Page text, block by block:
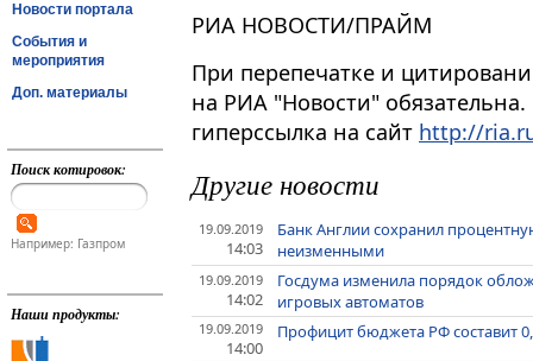
Новости портала
События и
мероприятия
Доп. материалы
Поиск котировок:
Например: Газпром
Наши продукты:
РИА НОВОСТИ/ПРАЙМ
При перепечатке и
на РИА "Новости"
гиперссылка на сайт http://
Другие новости
19.09.2019
14:03
Банк Англии сохранил
неизменными
19.09.2019
14:02
Госдума изменила порядок
игровых автоматов
19.09.2019
14:00
Профицит бюджета РФ составит